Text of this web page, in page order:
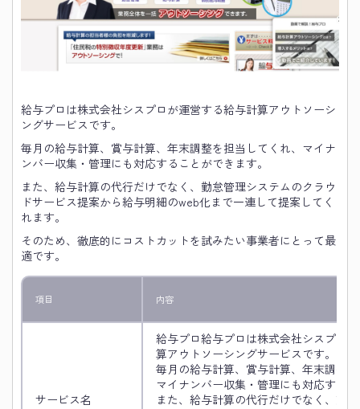
給与プロは株式会社シスプロが運営する給与計算アウトソーシ
ングサービスです。
毎月の給与計算、賞与計算、年末調整を担当してくれ、マイナ
ンバー収集・管理にも対応することができます。
また、給与計算の代行だけでなく、勤怠管理システムのクラウ
ドサービス提案から給与明細のweb化まで一連して提案してく
れます。
そのため、徹底的にコストカットを試みたい事業者にとって最
適です。
項目 内容
サービス名
給与プロ給与プロは株式会社シスプロ
算アウトソーシングサービスです。
毎月の給与計算、賞与計算、年末調整
マイナンバー収集・管理にも対応する
また、給与計算の代行だけでなく、勤